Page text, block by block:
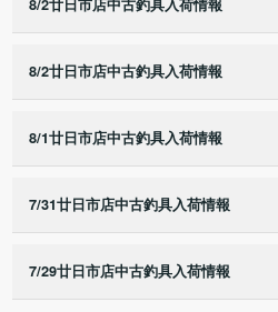
8/2廿日市店中古釣具入荷情報
8/2廿日市店中古釣具入荷情報
8/1廿日市店中古釣具入荷情報
7/31廿日市店中古釣具入荷情報
7/29廿日市店中古釣具入荷情報